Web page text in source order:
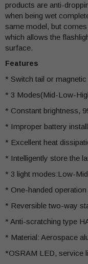
products are anti-
when being wet
same model, but
which allows the
surface.
Features
* Switch tail or
* 3 Modes(Mid-Low-
* Constant brightness,
* Improper battery
* Excellent heat
* Intelligently store the
* 3 light modes:Low-
* One-handed
* Reversible two-way
* Anti-scratching type
* Material: Aerospace
*OSRAM LED, service